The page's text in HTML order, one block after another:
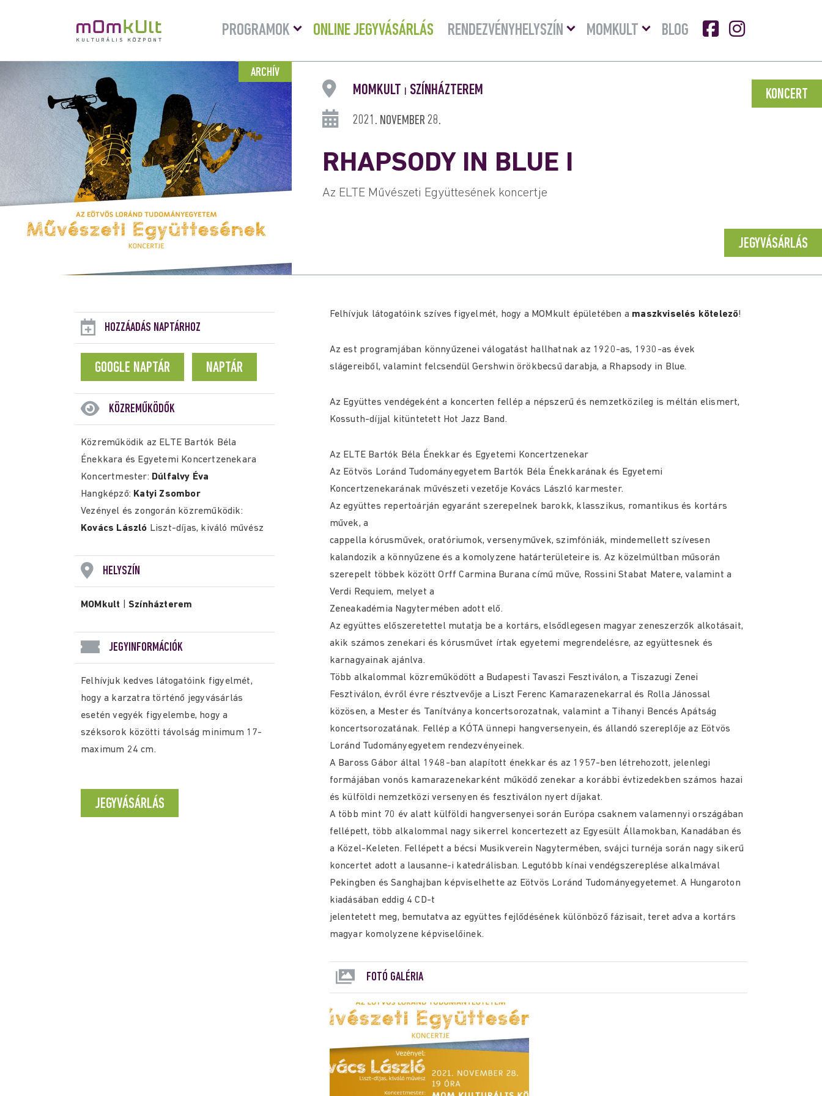
PROGRAMOK
Menü
lenyitása
ONLINE JEGYVÁSÁRLÁS RENDEZVÉNYHELYSZÍN
Menü
lenyitásaMOMKULT
Menü
lenyitása
BLOG
ARCHÍV
KONCERT
MOMKULT SZÍNHÁZTEREM
2021. NOVEMBER 28.
RHAPSODY IN BLUE I
Az ELTE Művészeti Együttesének koncertje
JEGYVÁSÁRLÁS
HOZZÁADÁS NAPTÁRHOZ
GOOGLE NAPTÁR NAPTÁR
KÖZREMŰKÖDŐK
Közreműködik az ELTE Bartók Béla
Énekkara és Egyetemi Koncertzenekara
Koncertmester: Dúlfalvy Éva
Hangképző: Katyi Zsombor
Vezényel és zongorán közreműködik:
Kovács László Liszt-díjas, kiváló művész
HELYSZÍN
MOMkult |Színházterem
JEGYINFORMÁCIÓK
Felhívjuk kedves látogatóink figyelmét,
hogy a karzatra történő jegyvásárlás
esetén vegyék figyelembe, hogy a
széksorok közötti távolság minimum 17-
maximum 24 cm.
JEGYVÁSÁRLÁS
Felhívjuk látogatóink szíves figyelmét, hogy a MOMkult épületében a maszkviselés kötelező!
Az est programjában könnyűzenei válogatást hallhatnak az 1920-as, 1930-as évek
slágereiből, valamint felcsendül Gershwin örökbecsű darabja, a Rhapsody in Blue.
Az Együttes vendégeként a koncerten fellép a népszerű és nemzetközileg is méltán elismert,
Kossuth-díjjal kitüntetett Hot Jazz Band.
Az ELTE Bartók Béla Énekkar és Egyetemi Koncertzenekar
Az Eötvös Loránd Tudományegyetem Bartók Béla Énekkarának és Egyetemi
Koncertzenekarának művészeti vezetője Kovács László karmester.
Az együttes repertoárján egyaránt szerepelnek barokk, klasszikus, romantikus és kortárs
művek, a
cappella kórusművek, oratóriumok, versenyművek, szimfóniák, mindemellett szívesen
kalandozik a könnyűzene és a komolyzene határterületeire is. Az közelmúltban műsorán
szerepelt többek között Orff Carmina Burana című műve, Rossini Stabat Matere, valamint a
Verdi Requiem, melyet a
Zeneakadémia Nagytermében adott elő.
Az együttes előszeretettel mutatja be a kortárs, elsődlegesen magyar zeneszerzők alkotásait,
akik számos zenekari és kórusművet írtak egyetemi megrendelésre, az együttesnek és
karnagyainak ajánlva.
Több alkalommal közreműködött a Budapesti Tavaszi Fesztiválon, a Tiszazugi Zenei
Fesztiválon, évről évre résztvevője a Liszt Ferenc Kamarazenekarral és Rolla Jánossal
közösen, a Mester és Tanítványa koncertsorozatnak, valamint a Tihanyi Bencés Apátság
koncertsorozatának. Fellép a KÓTA ünnepi hangversenyein, és állandó szereplője az Eötvös
Loránd Tudományegyetem rendezvényeinek.
A Baross Gábor által 1948-ban alapított énekkar és az 1957-ben létrehozott, jelenlegi
formájában vonós kamarazenekarként működő zenekar a korábbi évtizedekben számos hazai
és külföldi nemzetközi versenyen és fesztiválon nyert díjakat.
A több mint 70 év alatt külföldi hangversenyei során Európa csaknem valamennyi országában
fellépett, több alkalommal nagy sikerrel koncertezett az Egyesült Államokban, Kanadában és
a Közel-Keleten. Fellépett a bécsi Musikverein Nagytermében, svájci turnéja során nagy sikerű
koncertet adott a lausanne-i katedrálisban. Legutóbb kínai vendégszereplése alkalmával
Pekingben és Sanghajban képviselhette az Eötvös Loránd Tudományegyetemet. A Hungaroton
kiadásában eddig 4 CD-t
jelentetett meg, bemutatva az együttes fejlődésének különböző fázisait, teret adva a kortárs
magyar komolyzene képviselőinek.
FOTÓ GALÉRIA